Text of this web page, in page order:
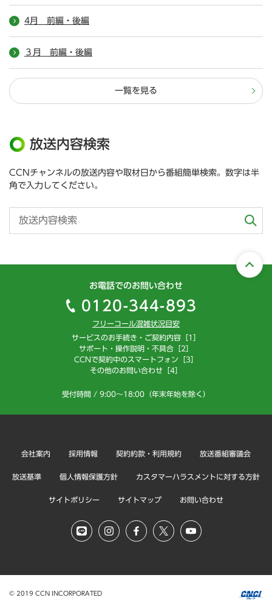
4月 前編・後編
３月 前編・後編
一覧を見る
放送内容検索
CCNチャンネルの放送内容や取材日から番組簡単検索。数字は半
角で入力してください。
お電話でのお問い合わせ
0120-344-893
フリーコール混雑状況目安
サービスのお手続き・ご契約内容［1］
サポート・操作説明・不具合［2］
CCNで契約中のスマートフォン［3］
その他のお問い合わせ［4］
受付時間 / 9:00～18:00（年末年始を除く）
会社案内 採用情報 契約約款・利用規約 放送番組審議会
放送基準 個人情報保護方針 カスタマーハラスメントに対する方針
サイトポリシー サイトマップ お問い合わせ
© 2019 CCN INCORPORATED